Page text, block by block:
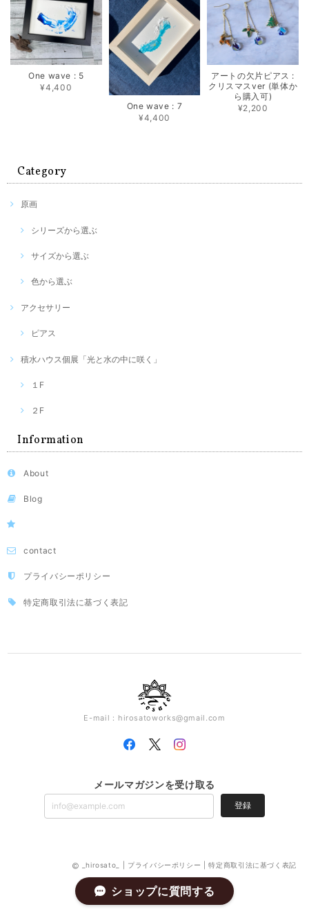
One wave : 5
¥4,400
One wave : 7
¥4,400
アートの欠片ピアス :
クリスマスver (単体か
ら購入可)
¥2,200
Category
原画
シリーズから選ぶ
サイズから選ぶ
色から選ぶ
アクセサリー
ピアス
積水ハウス個展「光と水の中に咲く」
１F
２F
Information
About
Blog
contact
プライバシーポリシー
特定商取引法に基づく表記
E-mail： hirosatoworks@gmail.com
メールマガジンを受け取る
登録
_hirosato_ | プライバシーポリシー |特定商取引法に基づく表記
ショップに質問する